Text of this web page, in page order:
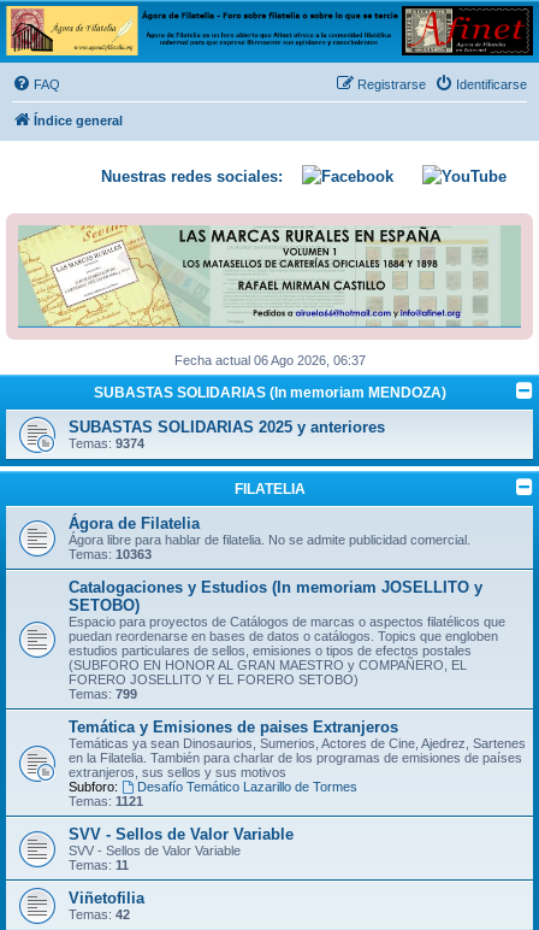
Ágora de Filatelia
Foro sobre filatelia o sobre lo que se tercie. Ágora de Filatelia es un foro abierto que Afinet
ofrece a la comunidad filatélica universal para que exprese libremente sus opiniones y
conocimientos
FAQ Identificarse
Registrarse
Índice general
Nuestras redes sociales:
Fecha actual 06 Ago 2026, 06:37
SUBASTAS SOLIDARIAS (In memoriam MENDOZA)
SUBASTAS SOLIDARIAS 2025 y anteriores
Temas: 9374
FILATELIA
Ágora de Filatelia
Ágora libre para hablar de filatelia. No se admite publicidad comercial.
Temas: 10363
Catalogaciones y Estudios (In memoriam JOSELLITO y
SETOBO)
Espacio para proyectos de Catálogos de marcas o aspectos filatélicos que
puedan reordenarse en bases de datos o catálogos. Topics que engloben
estudios particulares de sellos, emisiones o tipos de efectos postales
(SUBFORO EN HONOR AL GRAN MAESTRO y COMPAÑERO, EL
FORERO JOSELLITO Y EL FORERO SETOBO)
Temas: 799
Temática y Emisiones de paises Extranjeros
Temáticas ya sean Dinosaurios, Sumerios, Actores de Cine, Ajedrez, Sartenes
en la Filatelia. También para charlar de los programas de emisiones de países
extranjeros, sus sellos y sus motivos
Subforo:
Desafío Temático Lazarillo de Tormes
Temas: 1121
SVV - Sellos de Valor Variable
SVV - Sellos de Valor Variable
Temas: 11
Viñetofilia
Temas: 42